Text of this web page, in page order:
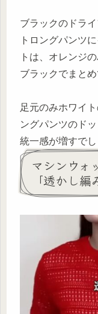
ブラックのドラ
トロングパンツ
トは、オレンジ
ブラックでまとめ
足元のみホワイ
ングパンツのド
統一感が増すでし
マシンウォ
「透かし編